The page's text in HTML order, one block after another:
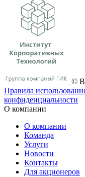
©
Правила
конфиденциальности
О компании
О компании
Команда
Услуги
Новости
Контакты
Для акционеров